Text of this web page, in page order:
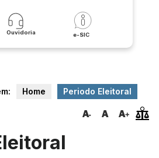
Ouvidoria e-SIC
Home Periodo Eleitoral